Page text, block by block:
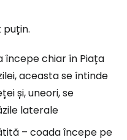
chiar în Piața
aceasta se întinde
și, uneori, se
laterale
– coada începe pe